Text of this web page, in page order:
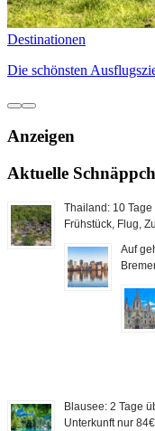
Destinationen
Die schönsten
Anzeigen
Aktuelle
Thailand: 10
Frühstück, Flug,
Auf
Blausee: 2 Tage
Unterkunft nur 84€